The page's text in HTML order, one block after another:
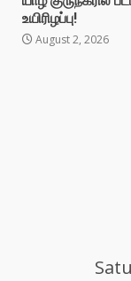
உயிரிழப்பு!
August 2, 2026